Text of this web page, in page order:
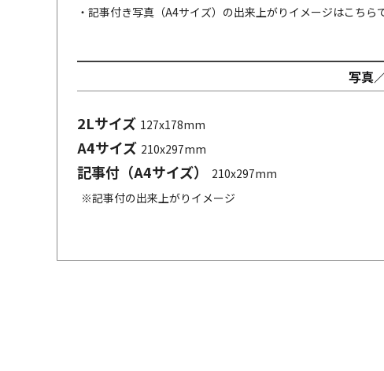
・記事付き写真（A4サイズ）の出来上がりイメージはこちら
写真
2Lサイズ 127x178mm
A4サイズ 210x297mm
記事付（A4サイズ）
210x297mm
※記事付の出来上がりイメージ